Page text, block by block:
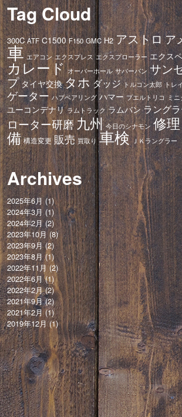
Tag Cloud
300C ATF C1500 F150 GMC H2 アストロア
車 エアコン エクスプレス エクスプローラー エクス
カレード オーバーホール サバーバン サン
プタイヤ交換タホ ダッジ トルコン太郎 トレ
ゲーター ハブベアリング ハマー プエルトリコ ミ
ユーコンデナリ ラムトラック ラムバン ラング
ローター研磨九州 今日のシナモン 修理
備 構造変更 販売 買取り 車検 ＪＫラングラー
Archives
2025年6月 (1)
2024年3月(1)
2024年2月(2)
2023年10月(8)
2023年9月(2)
2023年8月(1)
2022年11月(2)
2022年6月(1)
2022年2月(2)
2021年9月(2)
2021年2月(1)
2019年12月(1)